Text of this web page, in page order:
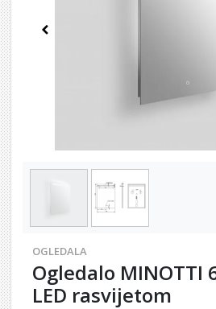
Previous
OGLEDALA
Ogledalo MINOTTI
LED rasvijetom